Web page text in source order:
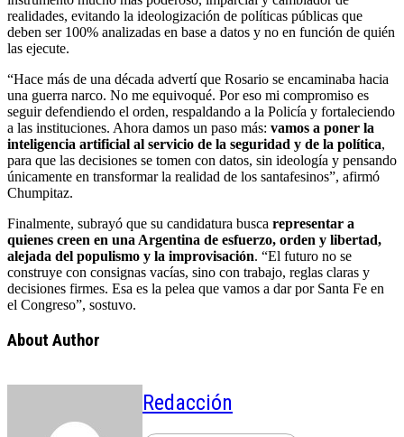
realidades, evitando la ideologización de políticas públicas que
deben ser 100% analizadas en base a datos y no en función de quién
las ejecute.
“Hace más de una década advertí que Rosario se encaminaba hacia
una guerra narco. No me equivoqué. Por eso mi compromiso es
seguir defendiendo el orden, respaldando a la Policía y fortaleciendo
a las instituciones. Ahora damos un paso más: vamos a poner la
inteligencia artificial al servicio de la seguridad y de la política,
para que las decisiones se tomen con datos, sin ideología y pensando
únicamente en transformar la realidad de los santafesinos”, afirmó
Chumpitaz.
Finalmente, subrayó que su candidatura busca representar a
quienes creen en una Argentina de esfuerzo, orden y libertad,
alejada del populismo y la improvisación. “El futuro no se
construye con consignas vacías, sino con trabajo, reglas claras y
decisiones firmes. Esa es la pelea que vamos a dar por Santa Fe en
el Congreso”, sostuvo.
About Author
Redacción